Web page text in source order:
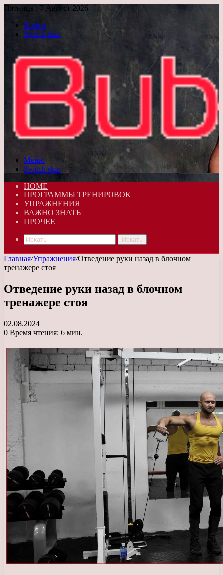
Пятница , 7 Август 2026
Войти
Switch skin
Меню
Switch skin
HOME
ПРОГРАММЫ ТРЕНИРОВОК
УПРАЖНЕНИЯ
ВАЖНО ЗНАТЬ
ПРОЧЕЕ
Искать
Главная/Упражнения/Отведение руки назад в блочном
тренажере стоя
Отведение руки назад в блочном
тренажере стоя
02.08.2024
0 Время чтения: 6 мин.